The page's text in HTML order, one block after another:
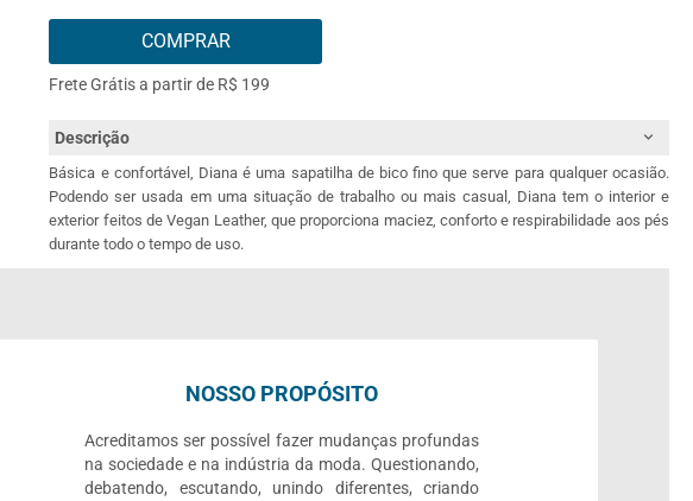
COMPRAR
Frete Grátis a partir de R$ 199
Descrição
Básica e confortável, Diana é uma sapatilha de bico fino que serve para qualquer ocasião.
Podendo ser usada em uma situação de trabalho ou mais casual, Diana tem o interior e
exterior feitos de Vegan Leather, que proporciona maciez, conforto e respirabilidade aos pés
durante todo o tempo de uso.
NOSSO PROPÓSITO
Acreditamos ser possível fazer mudanças profundas
na sociedade e na indústria da moda. Questionando,
debatendo, escutando, unindo diferentes, criando